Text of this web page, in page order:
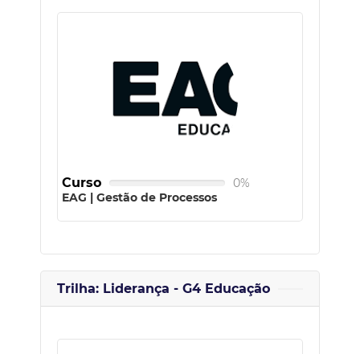
Curso
0%
EAG | Gestão de Processos
Trilha: Liderança - G4 Educação